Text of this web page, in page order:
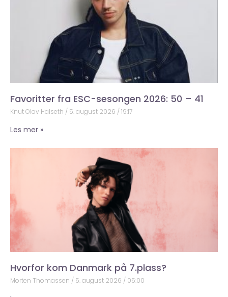
Favoritter fra ESC-sesongen 2026: 50 – 41
Knut Olav Halseth 5. august 2026 19:17
Les mer »
Hvorfor kom Danmark på 7.plass?
Morten Thomassen 5. august 2026 05:00